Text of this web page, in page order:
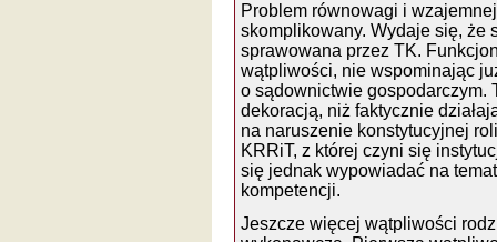
Problem równowagi i
skomplikowany. Wydaje się, że
sprawowana przez TK.
wątpliwości, nie wspominając
o sądownictwie gospodarczym.
dekoracją, niż faktycznie
na naruszenie konstytucyjnej
KRRiT, z której czyni się
się jednak wypowiadać na
kompetencji.
Jeszcze więcej wątpliwości